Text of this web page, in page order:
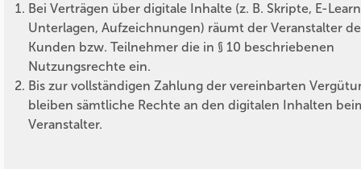
Bei Verträgen über digitale Inhalte (z. B. Skripte, E-
Unterlagen, Aufzeichnungen) räumt der Veranstalter
Kunden bzw. Teilnehmer die in § 10 beschriebenen
Nutzungsrechte ein.
Bis zur vollständigen Zahlung der vereinbarten
bleiben sämtliche Rechte an den digitalen Inhalten
Veranstalter.